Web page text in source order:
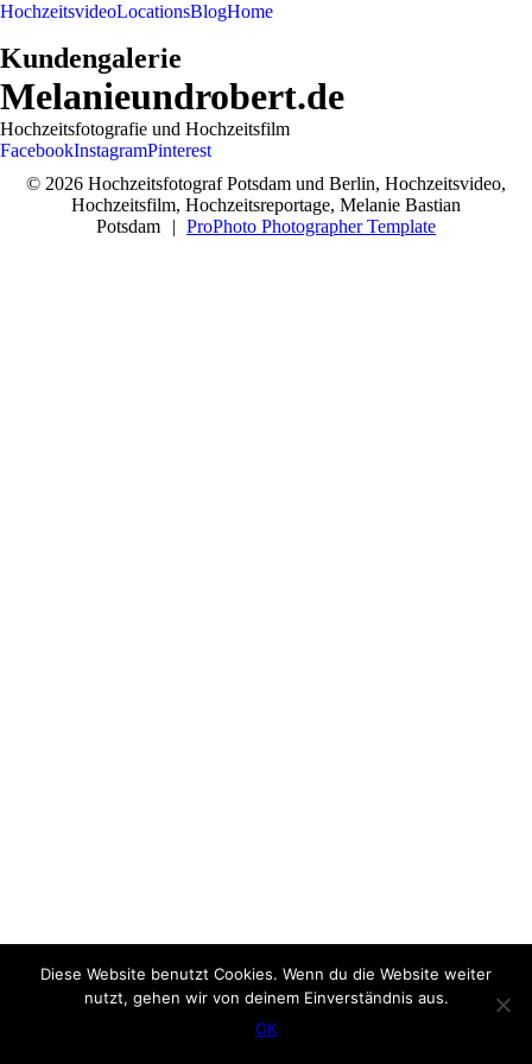
HochzeitsvideoLocationsBlogHome
Kundengalerie
Melanieundrobert.de
Hochzeitsfotografie und Hochzeitsfilm
FacebookInstagramPinterest
© 2026 Hochzeitsfotograf Potsdam und Berlin, Hochzeitsvideo,
Hochzeitsfilm, Hochzeitsreportage, Melanie Bastian
Potsdam
| ProPhoto Photographer Template
Diese Website benutzt Cookies. Wenn du die Website weiter
nutzt, gehen wir von deinem Einverständnis aus.
OK